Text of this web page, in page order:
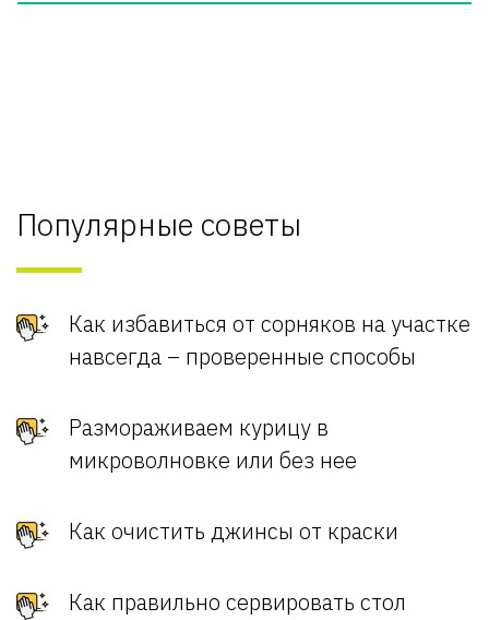
Популярные советы
Как избавиться от сорняков на участке
навсегда – проверенные способы
Размораживаем курицу в
микроволновке или без нее
Как очистить джинсы от краски
Как правильно сервировать стол